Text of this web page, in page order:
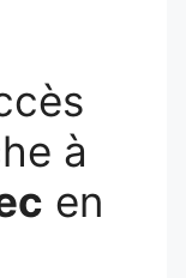
à
en